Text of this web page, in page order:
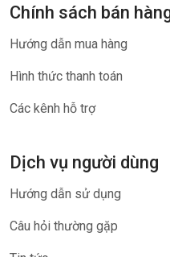
Chính sách bán
Hướng dẫn mua hàng
Hình thức thanh toán
Các kênh hỗ trợ
Dịch vụ người dùng
Hướng dẫn sử dụng
Câu hỏi thường gặp